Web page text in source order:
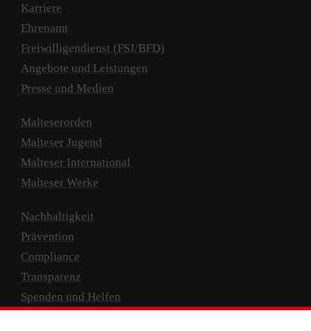
Karriere
Ehrenamt
Freiwilligendienst (FSJ/BFD)
Angebote und Leistungen
Presse und Medien
Malteserorden
Malteser Jugend
Malteser International
Malteser Werke
Nachhaltigkeit
Prävention
Compliance
Transparenz
Spenden und Helfen